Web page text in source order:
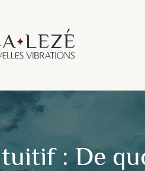
: De